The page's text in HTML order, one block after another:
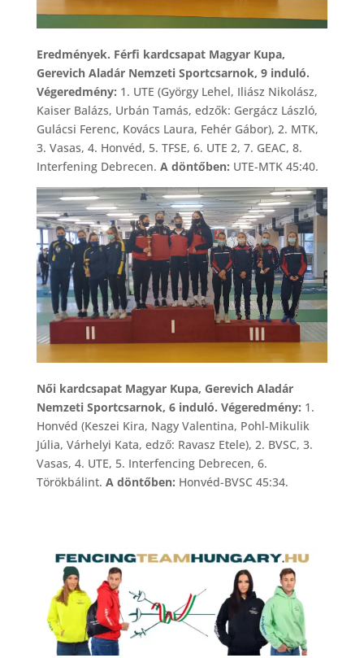
Eredmények. Férfi kardcsapat Magyar Kupa,
Gerevich Aladár Nemzeti Sportcsarnok, 9 induló.
Végeredmény: 1. UTE (György Lehel, Iliász Nikolász,
Kaiser Balázs, Urbán Tamás, edzők: Gergácz László,
Gulácsi Ferenc, Kovács Laura, Fehér Gábor), 2. MTK,
3. Vasas, 4. Honvéd, 5. TFSE, 6. UTE 2, 7. GEAC, 8.
Interfening Debrecen. A döntőben: UTE-MTK 45:40.
Női kardcsapat Magyar Kupa, Gerevich Aladár
Nemzeti Sportcsarnok, 6 induló. Végeredmény: 1.
Honvéd (Keszei Kira, Nagy Valentina, Pohl-Mikulik
Júlia, Várhelyi Kata, edző: Ravasz Etele), 2. BVSC, 3.
Vasas, 4. UTE, 5. Interfencing Debrecen, 6.
Törökbálint. A döntőben: Honvéd-BVSC 45:34.